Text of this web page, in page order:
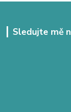
Sledujte mě